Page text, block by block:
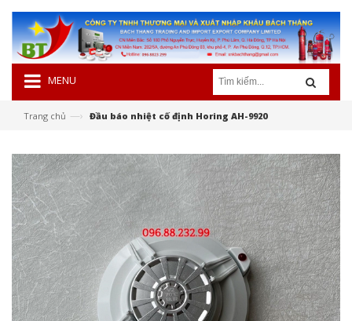
MENU
Trang chủ —› Đầu báo nhiệt cố định Horing AH-9920